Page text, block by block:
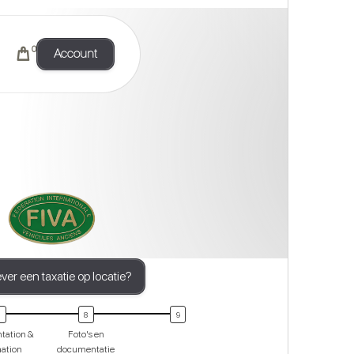
0 Account
een taxatie op locatie?
&
Foto's en
documentatie